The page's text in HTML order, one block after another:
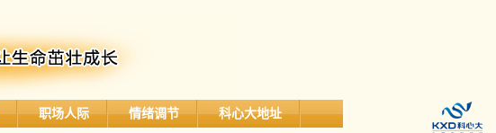
职场人际 情绪调节 科心大地址